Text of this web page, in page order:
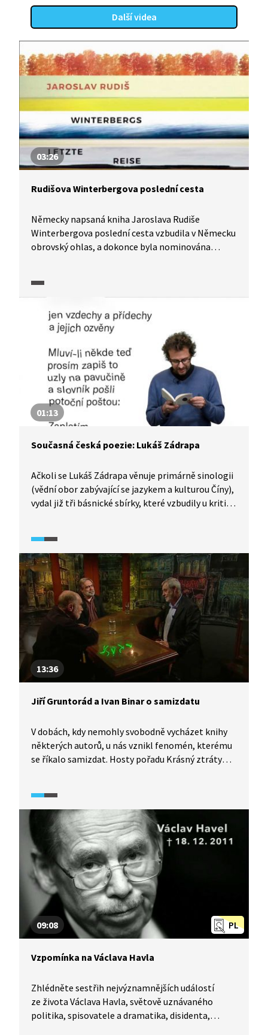
Další videa
03:26
Rudišova Winterbergova poslední cesta
Německy napsaná kniha Jaroslava Rudiše
Winterbergova poslední cesta vzbudila v Německu
obrovský ohlas, a dokonce byla nominována
01:13
Současná česká poezie: Lukáš Zádrapa
Ačkoli se Lukáš Zádrapa věnuje primárně sinologii
(vědní obor zabývající se jazykem a kulturou Číny),
vydal již tři básnické sbírky, které vzbudily u kritiků
13:36
Jiří Gruntorád a Ivan Binar o samizdatu
V dobách, kdy nemohly svobodně vycházet knihy
některých autorů, u nás vznikl fenomén, kterému
se říkalo samizdat. Hosty pořadu Krásný ztráty
způsobem se přepisovaly zakázané knihy, v jakém
nákladu byly vydávány a co způsobil nevídaný
„ohlas“ zakázané literatury u pracovníků StB.
Tématem rozhovoru je také vliv vězení
na osobnost člověka a komunistické praktiky.
PL
09:08
Vzpomínka na Václava Havla
Zhlédněte sestřih nejvýznamnějších událostí
ze života Václava Havla, světově uznávaného
politika, spisovatele a dramatika, disidenta,